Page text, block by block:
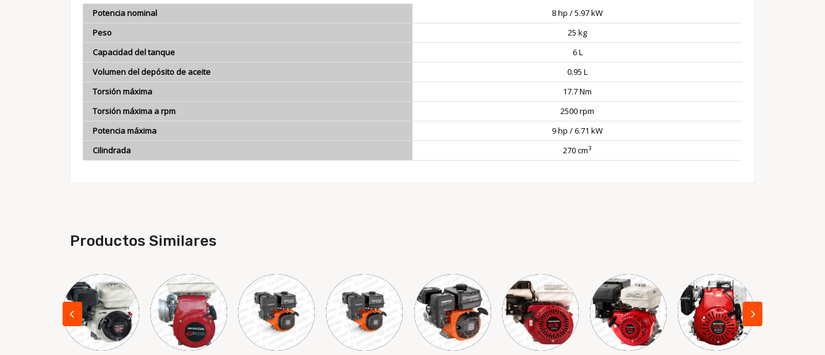
Potencia nominal
8 hp / 5.97 kW
Peso
25 kg
Capacidad del tanque
6 L
Volumen del depósito de aceite
0.95 L
Torsión máxima
17.7 Nm
Torsión máxima a rpm
2500 rpm
Potencia máxima
9 hp / 6.71 kW
Cilindrada
270 cm3
Productos Similares